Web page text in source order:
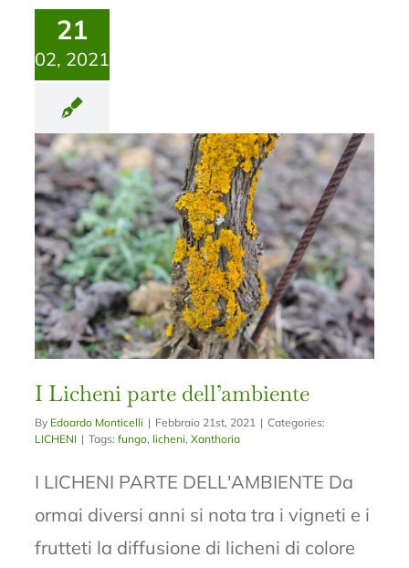
21
02, 2021
I Licheni parte dell’ambiente
By Edoardo Monticelli | Febbraio 21st, 2021 | Categories:
LICHENI | Tags:fungo, licheni,Xanthoria
I LICHENI PARTE DELL'AMBIENTE Da
ormai diversi anni si nota tra i vigneti e i
frutteti la diffusione di licheni di colore